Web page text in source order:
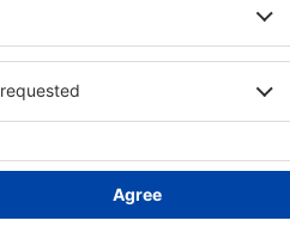
dettagli